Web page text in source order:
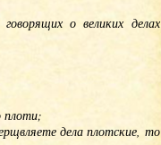
о великих делах
дела плотские, то